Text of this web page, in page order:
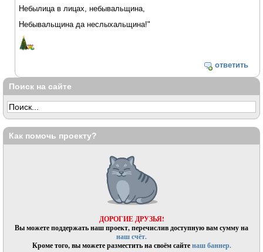
Небылица в лицах, небывальщина,
Небывальщина да неслыхальщина!"
ответить
Поиск на сайте
Как помочь проекту?
ДОРОГИЕ ДРУЗЬЯ!
Вы можете поддержать наш проект, перечислив доступную вам сумму на
наш счёт.
Кроме того, вы можете разместить на своём сайтенаш баннер.